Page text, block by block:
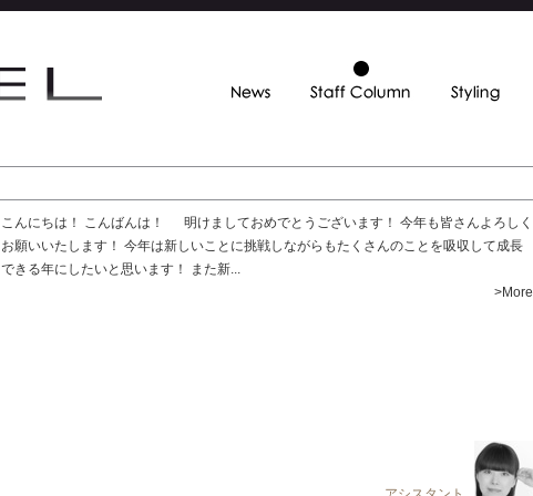
こんにちは！ こんばんは！ 明けましておめでとうございます！ 今年も皆さんよろしく
お願いいたします！ 今年は新しいことに挑戦しながらもたくさんのことを吸収して成長
できる年にしたいと思います！ また新...
>More